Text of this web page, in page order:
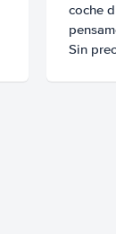
coche
Sin